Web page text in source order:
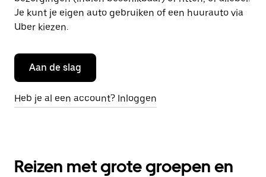
Je kunt je eigen auto gebruiken of een huurauto via
Uber kiezen.
Aan de slag
Heb je al een account? Inloggen
Reizen met grote groepen en